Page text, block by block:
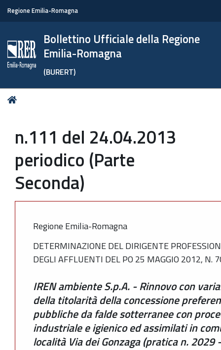
Regione Emilia-Romagna
Bollettino Ufficiale della Regione
Emilia-Romagna
(BURERT)
Tu
n.111 del 24.04.2013
periodico (Parte
Seconda)
Regione Emilia-Romagna
DETERMINAZIONE DEL DIRIGENTE
DEGLI AFFLUENTI DEL PO 25 MAGGIO 2012, N.
IREN ambiente S.p.A. - Rinnovo con
della titolarità della concessione
pubbliche da falde sotterranee con
industriale e igienico ed assimilati in
località Via dei Gonzaga (pratica n. 2029